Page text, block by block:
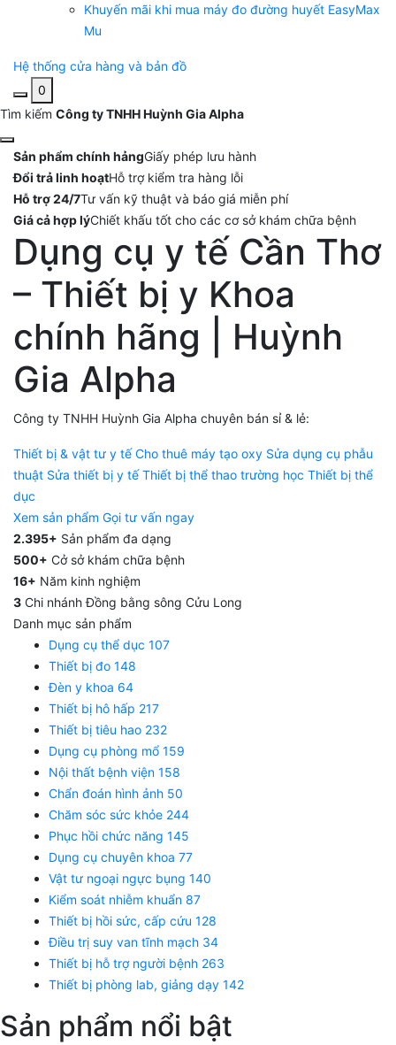
Khuyến mãi khi mua máy đo đường huyết EasyMax
Mu
Hệ thống cửa hàng và bản đồ
0
Tìm kiếm Công ty TNHH Huỳnh Gia Alpha
Sản phẩm chính hảngGiấy phép lưu hành
Đổi trả linh hoạtHỗ trợ kiểm tra hàng lỗi
Hỗ trợ 24/7Tư vấn kỹ thuật và báo giá miễn phí
Giá cả hợp lýChiết khấu tốt cho các cơ sở khám chữa bệnh
Dụng cụ y tế Cần Thơ
– Thiết bị y Khoa
chính hãng | Huỳnh
Gia Alpha
Công ty TNHH Huỳnh Gia Alpha chuyên bán sỉ & lẻ:
Thiết bị & vật tư y tế Cho thuê máy tạo oxy Sửa dụng cụ phẫu
thuật Sửa thiết bị y tế Thiết bị thể thao trường học Thiết bị thể
dục
Xem sản phẩm Gọi tư vấn ngay
2.395+ Sản phẩm đa dạng
500+ Cở sở khám chữa bệnh
16+ Năm kinh nghiệm
3 Chi nhánh Đồng bằng sông Cửu Long
Danh mục sản phẩm
Danh mục sản phẩm
Dụng cụ thể dục 107
Thiết bị đo 148
Đèn y khoa 64
Thiết bị hô hấp 217
Thiết bị tiêu hao 232
Dụng cụ phòng mổ 159
Nội thất bệnh viện 158
Chẩn đoán hình ảnh 50
Chăm sóc sức khỏe 244
Phục hồi chức năng 145
Dụng cụ chuyên khoa 77
Vật tư ngoại ngực bụng 140
Kiểm soát nhiễm khuẩn 87
Thiết bị hồi sức, cấp cứu 128
Điều trị suy van tĩnh mạch 34
Thiết bị hỗ trợ người bệnh 263
Thiết bị phòng lab, giảng dạy 142
Sản phẩm nổi bật